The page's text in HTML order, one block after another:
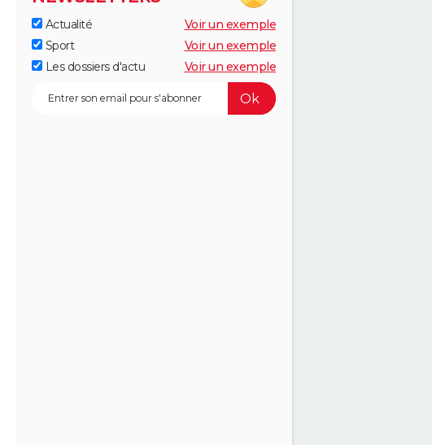
Actualité
Voir un exemple
Sport
Voir un exemple
Les dossiers d'actu
Voir un exemple